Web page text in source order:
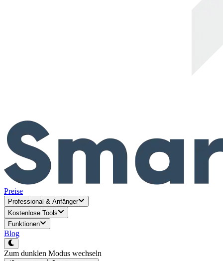
Preise
Professional & Anfänger
Kostenlose Tools
Funktionen
Blog
Zum dunklen Modus wechseln